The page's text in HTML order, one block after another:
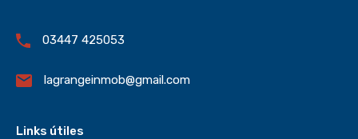
03447 425053
lagrangeinmob@gmail.com
Links útiles